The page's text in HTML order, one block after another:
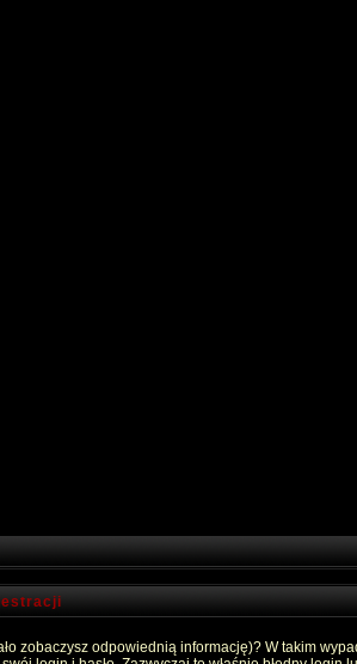
zobaczysz odpowiednią informację)? W takim